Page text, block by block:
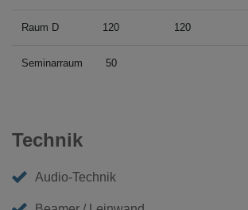
Raum D 120 120
Seminarraum 50
Technik
Audio-Technik